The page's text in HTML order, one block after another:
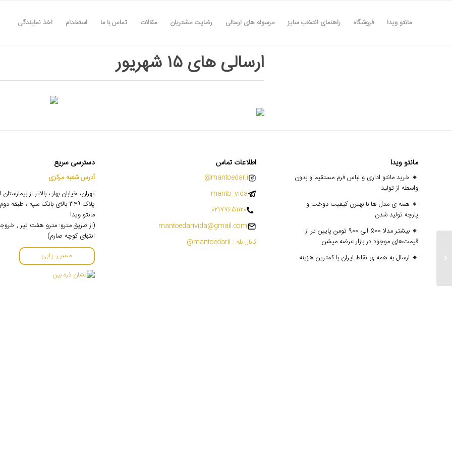
مانتو ویدا فروشگاه راهنمای انتخاب سایز مرسوله های ارسالی رضایت مشتریان مقالات تماس با ما استخدام اخذ نمایندگی
ارسالی های ۱۵ شهریور
مانتو ویدا
🔸 خرید مانتو اداری و لباس فرم مستقیم و بدون
واسطه از تولید
🔸 همه ی مدل ها با بهترن کیفیت دوخت و
پارچه تولید شدن
🔸 بیشتر مدلا 500 الی 900 تومن پایین تر از
قیمت‌های موجود در بازار عرضه میشن
🔸 ارسال به همه ی نقاط ایران با کمترین هزینه
اطلاعات تماس
mantoedarii@
manto_vida
02177651120
mantoedarivida@gmail.com
کانال بله : mantoedarii@
دسترسی سریع
آدرس شعبه مرکزی
تهران، خیابان بهار ، بالاتر از
پلاک ۳۴۹ بالای بانک سپه ،
مانتو ویدا
(از طریق مترو: مترو هفت تیر ,
انتهای کوچه صارم)
مسیر یابی
ارسالی های ۱۶ شهریور